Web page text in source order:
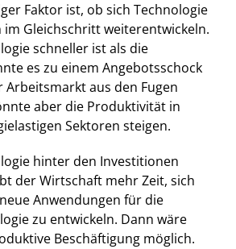
Faktor ist, ob sich Technologie
Gleichschritt weiterentwickeln.
schneller ist als die
es zu einem Angebotsschock
Arbeitsmarkt aus den Fugen
aber die Produktivität in
Sektoren steigen.
hinter den Investitionen
der Wirtschaft mehr Zeit, sich
Anwendungen für die
zu entwickeln. Dann wäre
Beschäftigung möglich.